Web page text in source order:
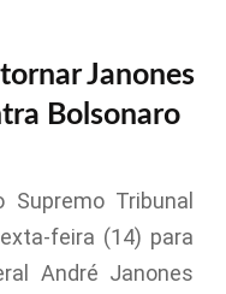
Janones
Bolsonaro
Tribunal
feira (14) para
André Janones